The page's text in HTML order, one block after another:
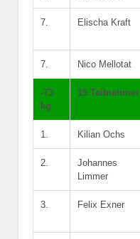
7. Elischa Kraft
7. Nico Mellotat
-73
kg
15 Teilnehmer
1. Kilian Ochs
2.
Johannes
Limmer
3. Felix Exner